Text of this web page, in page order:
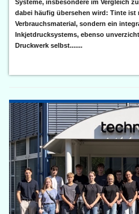
Systeme, insbesondere im Vergleich
dabei häufig übersehen wird: Tinte ist
Verbrauchsmaterial, sondern ein
Inkjetdrucksystems, ebenso
Druckwerk selbst.......